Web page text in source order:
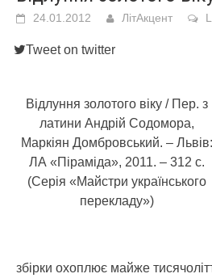
24.01.2012 ЛітАкцент
Tweet on twitter
Відлуння золотого віку / Пер. з
латини Андрій Содомора,
Маркіян Домбровський. – Львів:
ЛА «Піраміда», 2011. – 312 с.
(Серія «Майстри українського
перекладу»)
збірки охоплює майже